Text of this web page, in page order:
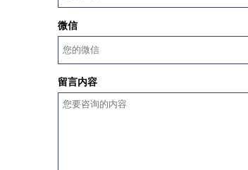
微信
留言内容